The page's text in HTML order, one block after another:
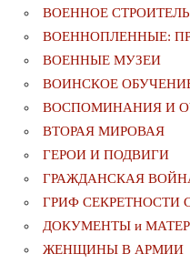
ВОЕННОЕ
ВОЕННОПЛЕННЫЕ:
ВОЕННЫЕ МУЗЕИ
ВОИНСКОЕ
ВОСПОМИНАНИЯ И
ВТОРАЯ МИРОВАЯ
ГЕРОИ И ПОДВИГИ
ГРАЖДАНСКАЯ
ГРИФ СЕКРЕТНОСТИ
ДОКУМЕНТЫ и
ЖЕНЩИНЫ В АРМИИ